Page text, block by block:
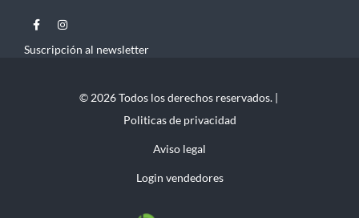
Suscripción al newsletter
© 2026 Todos los derechos reservados. |
Politicas de privacidad
Aviso legal
Login vendedores